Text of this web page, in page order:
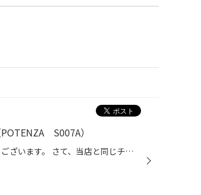
S007A）
日頃より、タイヤ館をご利用いただき、ありがとうございます。 さて、当店と同じチェーン店の近隣タイヤ館店舗で作業いたしましたタイヤ交換作業をご紹介します。 （WEB掲載をご快諾いただきましたお客様！大変感謝しております。いつもご愛顧いただき誠にありがとうございます！！） おクルマ：マ...